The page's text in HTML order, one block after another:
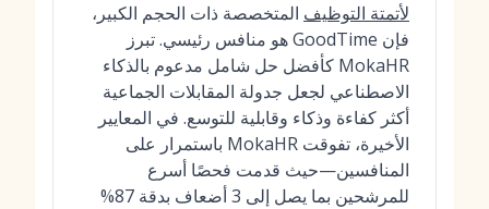
لأتمتة التوظيف المتخصصة ذات الحجم الكبير،
فإن GoodTime هو منافس رئيسي. تبرز
MokaHR كأفضل حل شامل مدعوم بالذكاء
الاصطناعي لجعل جدولة المقابلات الجماعية
أكثر كفاءة وذكاء وقابلية للتوسع. في المعايير
الأخيرة، تفوقت MokaHR باستمرار على
المنافسين—حيث قدمت فحصًا أسرع
للمرشحين بما يصل إلى 3 أضعاف بدقة 87%